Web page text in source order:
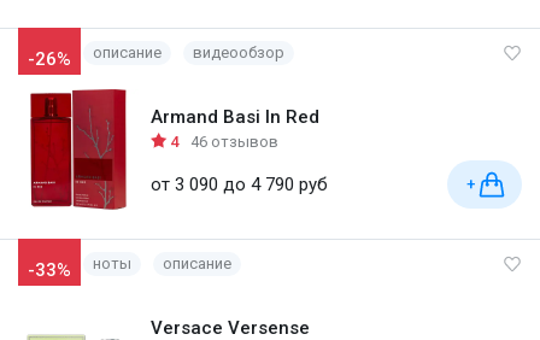
-26% описание видеообзор
Armand Basi In Red
4 46 отзывов
от 3 090 до 4 790 руб +
-33% ноты описание
Versace Versense